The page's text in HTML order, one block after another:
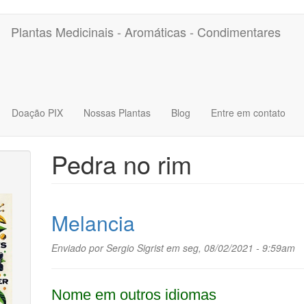
Plantas Medicinais - Aromáticas - Condimentares
Doação PIX Nossas Plantas Blog Entre em contato
Pedra no rim
Melancia
Enviado porSergio Sigristem seg, 08/02/2021 - 9:59am
Nome em outros idiomas